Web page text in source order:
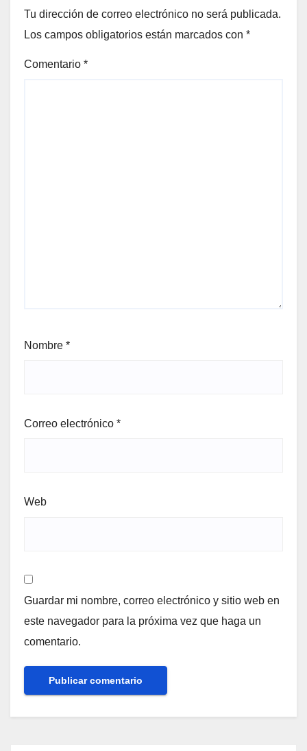
Tu dirección de correo electrónico no será publicada.
Los campos obligatorios están marcados con *
Comentario *
Nombre *
Correo electrónico *
Web
Guardar mi nombre, correo electrónico y sitio web en
este navegador para la próxima vez que haga un
comentario.